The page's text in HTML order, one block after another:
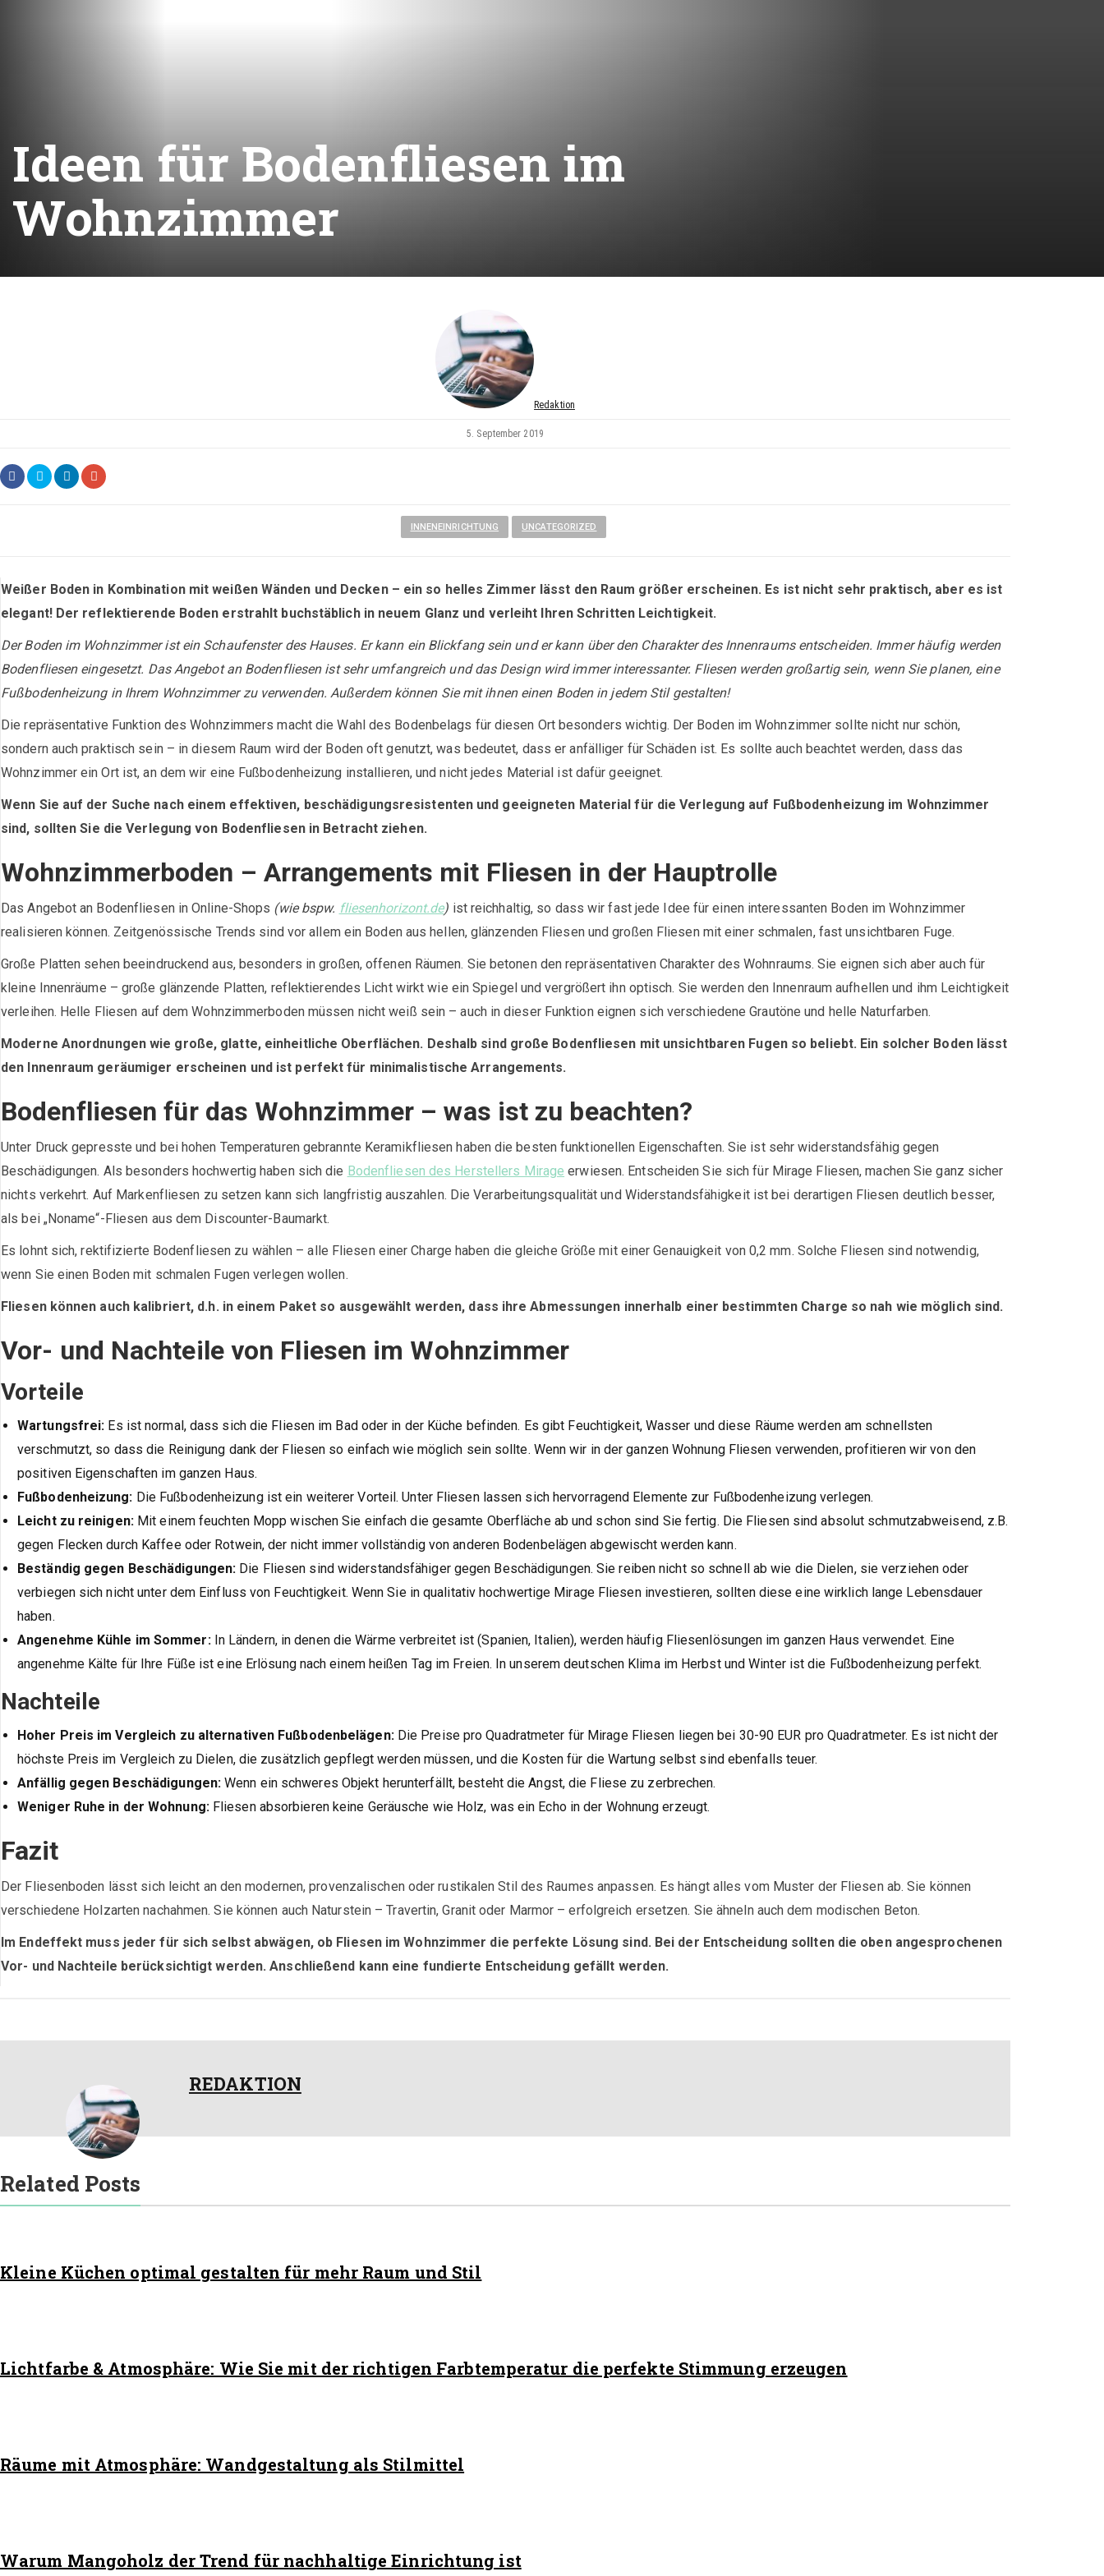
Ideen für Bodenfliesen im
Wohnzimmer
Redaktion
5. September 2019
INNENEINRICHTUNG UNCATEGORIZED
Weißer Boden in Kombination mit weißen Wänden und Decken – ein so helles Zimmer lässt den Raum größer erscheinen. Es ist nicht sehr praktisch, aber es ist
elegant! Der reflektierende Boden erstrahlt buchstäblich in neuem Glanz und verleiht Ihren Schritten Leichtigkeit.
Der Boden im Wohnzimmer ist ein Schaufenster des Hauses. Er kann ein Blickfang sein und er kann über den Charakter des Innenraums entscheiden. Immer häufig werden
Bodenfliesen eingesetzt. Das Angebot an Bodenfliesen ist sehr umfangreich und das Design wird immer interessanter. Fliesen werden großartig sein, wenn Sie planen, eine
Fußbodenheizung in Ihrem Wohnzimmer zu verwenden. Außerdem können Sie mit ihnen einen Boden in jedem Stil gestalten!
Die repräsentative Funktion des Wohnzimmers macht die Wahl des Bodenbelags für diesen Ort besonders wichtig. Der Boden im Wohnzimmer sollte nicht nur schön,
sondern auch praktisch sein – in diesem Raum wird der Boden oft genutzt, was bedeutet, dass er anfälliger für Schäden ist. Es sollte auch beachtet werden, dass das
Wohnzimmer ein Ort ist, an dem wir eine Fußbodenheizung installieren, und nicht jedes Material ist dafür geeignet.
Wenn Sie auf der Suche nach einem effektiven, beschädigungsresistenten und geeigneten Material für die Verlegung auf Fußbodenheizung im Wohnzimmer
sind, sollten Sie die Verlegung von Bodenfliesen in Betracht ziehen.
Wohnzimmerboden – Arrangements mit Fliesen in der Hauptrolle
Das Angebot an Bodenfliesen in Online-Shops (wie bspw. fliesenhorizont.de) ist reichhaltig, so dass wir fast jede Idee für einen interessanten Boden im Wohnzimmer
realisieren können. Zeitgenössische Trends sind vor allem ein Boden aus hellen, glänzenden Fliesen und großen Fliesen mit einer schmalen, fast unsichtbaren Fuge.
Große Platten sehen beeindruckend aus, besonders in großen, offenen Räumen. Sie betonen den repräsentativen Charakter des Wohnraums. Sie eignen sich aber auch für
kleine Innenräume – große glänzende Platten, reflektierendes Licht wirkt wie ein Spiegel und vergrößert ihn optisch. Sie werden den Innenraum aufhellen und ihm Leichtigkeit
verleihen. Helle Fliesen auf dem Wohnzimmerboden müssen nicht weiß sein – auch in dieser Funktion eignen sich verschiedene Grautöne und helle Naturfarben.
Moderne Anordnungen wie große, glatte, einheitliche Oberflächen. Deshalb sind große Bodenfliesen mit unsichtbaren Fugen so beliebt. Ein solcher Boden lässt
den Innenraum geräumiger erscheinen und ist perfekt für minimalistische Arrangements.
Bodenfliesen für das Wohnzimmer – was ist zu beachten?
Unter Druck gepresste und bei hohen Temperaturen gebrannte Keramikfliesen haben die besten funktionellen Eigenschaften. Sie ist sehr widerstandsfähig gegen
Beschädigungen. Als besonders hochwertig haben sich die Bodenfliesen des Herstellers Mirage erwiesen. Entscheiden Sie sich für Mirage Fliesen, machen Sie ganz sicher
nichts verkehrt. Auf Markenfliesen zu setzen kann sich langfristig auszahlen. Die Verarbeitungsqualität und Widerstandsfähigkeit ist bei derartigen Fliesen deutlich besser,
als bei „Noname“-Fliesen aus dem Discounter-Baumarkt.
Es lohnt sich, rektifizierte Bodenfliesen zu wählen – alle Fliesen einer Charge haben die gleiche Größe mit einer Genauigkeit von 0,2 mm. Solche Fliesen sind notwendig,
wenn Sie einen Boden mit schmalen Fugen verlegen wollen.
Fliesen können auch kalibriert, d.h. in einem Paket so ausgewählt werden, dass ihre Abmessungen innerhalb einer bestimmten Charge so nah wie möglich sind.
Vor- und Nachteile von Fliesen im Wohnzimmer
Vorteile
Wartungsfrei: Es ist normal, dass sich die Fliesen im Bad oder in der Küche befinden. Es gibt Feuchtigkeit, Wasser und diese Räume werden am schnellsten
verschmutzt, so dass die Reinigung dank der Fliesen so einfach wie möglich sein sollte. Wenn wir in der ganzen Wohnung Fliesen verwenden, profitieren wir von den
positiven Eigenschaften im ganzen Haus.
Fußbodenheizung: Die Fußbodenheizung ist ein weiterer Vorteil. Unter Fliesen lassen sich hervorragend Elemente zur Fußbodenheizung verlegen.
Leicht zu reinigen:Mit einem feuchten Mopp wischen Sie einfach die gesamte Oberfläche ab und schon sind Sie fertig. Die Fliesen sind absolut schmutzabweisend, z.B.
gegen Flecken durch Kaffee oder Rotwein, der nicht immer vollständig von anderen Bodenbelägen abgewischt werden kann.
Beständig gegen Beschädigungen: Die Fliesen sind widerstandsfähiger gegen Beschädigungen. Sie reiben nicht so schnell ab wie die Dielen, sie verziehen oder
verbiegen sich nicht unter dem Einfluss von Feuchtigkeit. Wenn Sie in qualitativ hochwertige Mirage Fliesen investieren, sollten diese eine wirklich lange Lebensdauer
haben.
Angenehme Kühle im Sommer:In Ländern, in denen die Wärme verbreitet ist (Spanien, Italien), werden häufig Fliesenlösungen im ganzen Haus verwendet. Eine
angenehme Kälte für Ihre Füße ist eine Erlösung nach einem heißen Tag im Freien. In unserem deutschen Klima im Herbst und Winter ist die Fußbodenheizung perfekt.
Nachteile
Hoher Preis im Vergleich zu alternativen Fußbodenbelägen:Die Preise pro Quadratmeter für Mirage Fliesen liegen bei 30-90 EUR pro Quadratmeter. Es ist nicht der
höchste Preis im Vergleich zu Dielen, die zusätzlich gepflegt werden müssen, und die Kosten für die Wartung selbst sind ebenfalls teuer.
Anfällig gegen Beschädigungen: Wenn ein schweres Objekt herunterfällt, besteht die Angst, die Fliese zu zerbrechen.
Weniger Ruhe in der Wohnung:Fliesen absorbieren keine Geräusche wie Holz, was ein Echo in der Wohnung erzeugt.
Fazit
Der Fliesenboden lässt sich leicht an den modernen, provenzalischen oder rustikalen Stil des Raumes anpassen. Es hängt alles vom Muster der Fliesen ab. Sie können
verschiedene Holzarten nachahmen. Sie können auch Naturstein – Travertin, Granit oder Marmor – erfolgreich ersetzen. Sie ähneln auch dem modischen Beton.
Im Endeffekt muss jeder für sich selbst abwägen, ob Fliesen im Wohnzimmer die perfekte Lösung sind. Bei der Entscheidung sollten die oben angesprochenen
Vor- und Nachteile berücksichtigt werden. Anschließend kann eine fundierte Entscheidung gefällt werden.
REDAKTION
Related Posts
Kleine Küchen optimal gestalten für mehr Raum und Stil
Lichtfarbe & Atmosphäre: Wie Sie mit der richtigen Farbtemperatur die perfekte Stimmung erzeugen
Räume mit Atmosphäre: Wandgestaltung als Stilmittel
Warum Mangoholz der Trend für nachhaltige Einrichtung ist